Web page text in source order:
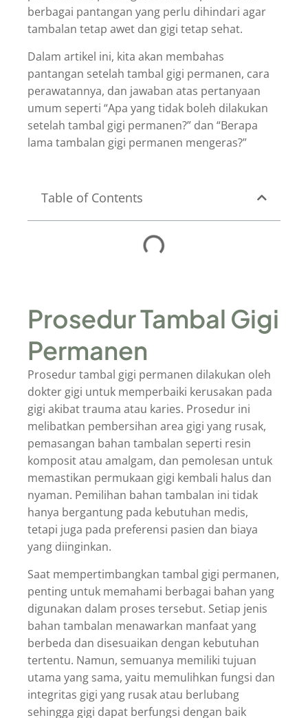
berbagai pantangan yang perlu dihindari agar
tambalan tetap awet dan gigi tetap sehat.
Dalam artikel ini, kita akan membahas
pantangan setelah tambal gigi permanen, cara
perawatannya, dan jawaban atas pertanyaan
umum seperti “Apa yang tidak boleh dilakukan
setelah tambal gigi permanen?” dan “Berapa
lama tambalan gigi permanen mengeras?”
Table of Contents
Prosedur Tambal Gigi
Permanen
Prosedur tambal gigi permanen dilakukan oleh
dokter gigi untuk memperbaiki kerusakan pada
gigi akibat trauma atau karies. Prosedur ini
melibatkan pembersihan area gigi yang rusak,
pemasangan bahan tambalan seperti resin
komposit atau amalgam, dan pemolesan untuk
memastikan permukaan gigi kembali halus dan
nyaman. Pemilihan bahan tambalan ini tidak
hanya bergantung pada kebutuhan medis,
tetapi juga pada preferensi pasien dan biaya
yang diinginkan.
Saat mempertimbangkan tambal gigi permanen,
penting untuk memahami berbagai bahan yang
digunakan dalam proses tersebut. Setiap jenis
bahan tambalan menawarkan manfaat yang
berbeda dan disesuaikan dengan kebutuhan
tertentu. Namun, semuanya memiliki tujuan
utama yang sama, yaitu memulihkan fungsi dan
integritas gigi yang rusak atau berlubang
sehingga gigi dapat berfungsi dengan baik